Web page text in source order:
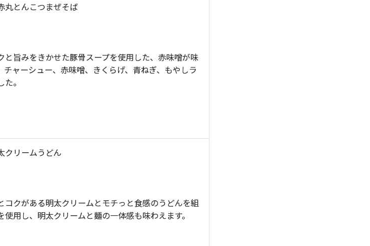
丸とんこつまぜそば
と旨みをきかせた豚骨スープを使用した、赤味噌が味
ャーシュー、赤味噌、きくらげ、青ねぎ、もやしラ
。
クリームうどん
コクがある明太クリームとモチっと食感のうどんを組
用し、明太クリームと麺の一体感も味わえます。